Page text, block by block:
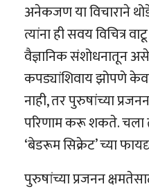
अनेकजण या विचाराने
त्यांना ही सवय विचित्र
वैज्ञानिक संशोधनातून
कपड्यांशिवाय झोपणे
नाही, तर पुरुषांच्या
परिणाम करू शकते. चला
‘बेडरूम सिक्रेट’ च्या
पुरुषांच्या प्रजनन